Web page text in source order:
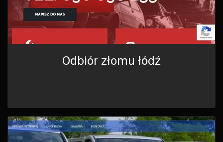
Odbiór złomu łódź